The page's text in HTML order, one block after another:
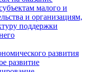
малого и
и организациям,
поддержки
развития
развитие